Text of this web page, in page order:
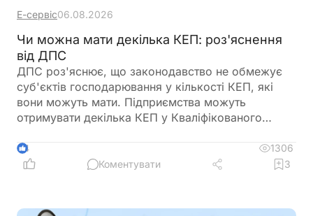
Е-сервіс06.08.2026
Чи можна мати декілька КЕП: роз'яснення
від ДПС
ДПС роз'яснює, що законодавство не обмежує
суб'єктів господарювання у кількості КЕП, які
вони можуть мати. Підприємства можуть
отримувати декілька КЕП у Кваліфікованого
України
4
1306
Коментувати
3